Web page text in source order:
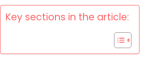
Key sections in the article: